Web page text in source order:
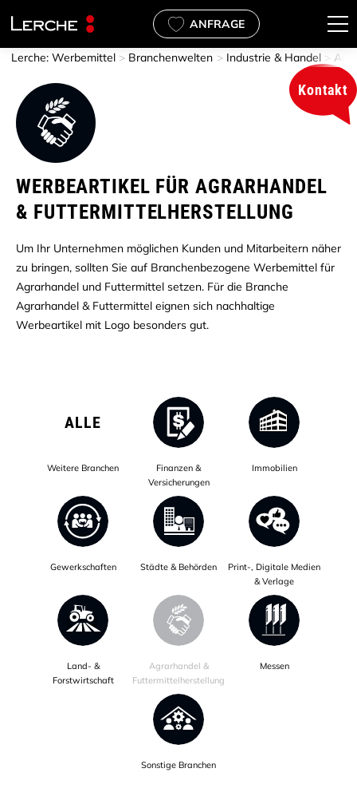
ALLES in Büro & Home Office
ALLES in Koch- &
ALLES in Mehrweg & To Go
ALLES in Outdoor & Freizeit
ALLES in Textilien &
und soziale
Beauty & Lifestyle
& Gastgewerbe
Branchen ALLES in Coffee to go Becher
ALLES in Filz Werbeartikel
ALLES in Laufshirts
ALLES in Werbegeschenke
ALLES in Über uns
ALLES in Nachhaltigkeit
ANFRAGE
Lerche: Werbemittel Branchenwelten Industrie & Handel
WERBEARTIKEL FÜR AGRARHANDEL
& FUTTERMITTELHERSTELLUNG
Um Ihr Unternehmen möglichen Kunden und Mitarbeitern näher
zu bringen, sollten Sie auf Branchenbezogene Werbemittel für
Agrarhandel und Futtermittel setzen. Für die Branche
Agrarhandel & Futtermittel eignen sich nachhaltige
Werbeartikel mit Logo besonders gut.
ALLE
Weitere Branchen
Finanzen &
Versicherungen
Immobilien
Gewerkschaften Städte & Behörden
Print-, Digitale Medien
& Verlage
Land- &
Forstwirtschaft
Agrarhandel &
Futtermittelherstellung
Messen
Sonstige Branchen
Kontakt